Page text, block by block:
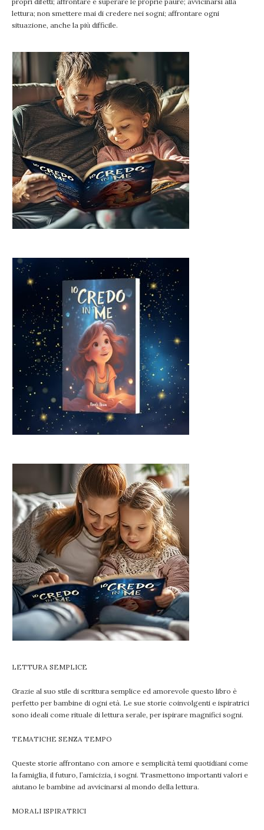
lettura; non smettere mai di credere nei sogni; affrontare ogni
situazione, anche la più difficile.
LETTURA SEMPLICE
Grazie al suo stile di scrittura semplice ed amorevole questo libro è
perfetto per bambine di ogni età. Le sue storie coinvolgenti e ispiratrici
sono ideali come rituale di lettura serale, per ispirare magnifici sogni.
TEMATICHE SENZA TEMPO
Queste storie affrontano con amore e semplicità temi quotidiani come
la famiglia, il futuro, l’amicizia, i sogni. Trasmettono importanti valori e
aiutano le bambine ad avvicinarsi al mondo della lettura.
MORALI ISPIRATRICI